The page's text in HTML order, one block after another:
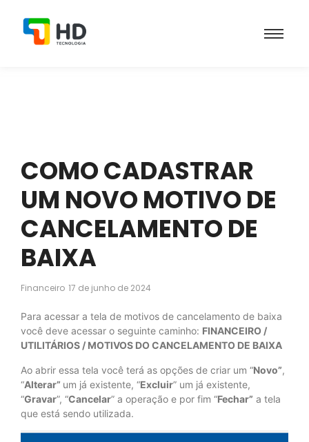
COMO CADASTRAR
UM NOVO MOTIVO DE
CANCELAMENTO DE
BAIXA
Financeiro 17 de junho de 2024
Para acessar a tela de motivos de cancelamento de baixa
você deve acessar o seguinte caminho: FINANCEIRO /
UTILITÁRIOS / MOTIVOS DO CANCELAMENTO DE BAIXA
Ao abrir essa tela você terá as opções de criar um “Novo”,
“Alterar” um já existente, “Excluir” um já existente,
“Gravar”, “Cancelar” a operação e por fim “Fechar” a tela
que está sendo utilizada.